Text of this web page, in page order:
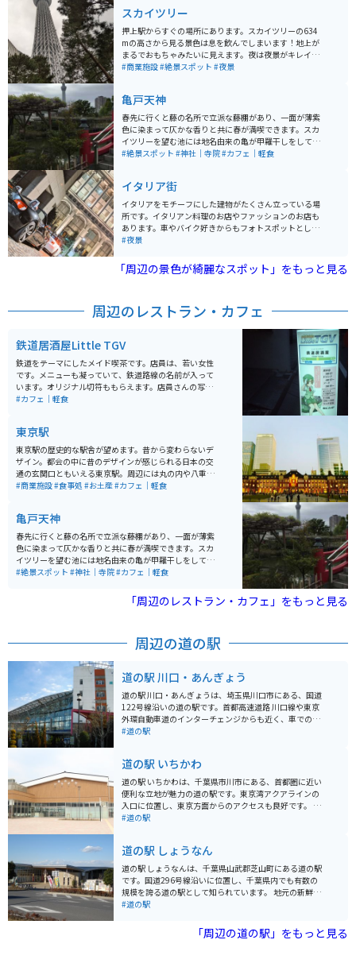
スカイツリー
押上駅からすぐの場所にあります。スカイツリーの634
mの高さから見る景色は息を飲んでしまいます！地上が
まるでおもちゃみたいに見えます。夜は夜景がキレイに
見えますよ。また、スカイツリーの近くにはソラマチが
あり、お子様は大はしゃぎまちがいなしです。ぜひ1度は
行ってみてほしい場所です
#商業施設#絶景スポット #夜景
亀戸天神
春先に行くと藤の名所で立派な藤棚があり、一面が薄紫
色に染まって仄かな香りと共に春が満喫できます。スカ
イツリーを望む池には地名由来の亀が甲羅干しをしてい
て可愛いです。 直ぐ側には老舗和菓子の船橋屋さんがあ
#絶景スポット #神社｜寺院#カフェ｜軽食
イタリア街
イタリアをモチーフにした建物がたくさん立っている場
所です。イタリアン料理のお店やファッションのお店も
あります。車やバイク好きからもフォトスポットとして
人気の場所となっています。オフィスやホテル、住宅も
しょう。
#夜景
「周辺の景色が綺麗なスポット」をもっと見る
周辺のレストラン・カフェ
鉄道居酒屋Little TGV
鉄道をテーマにしたメイド喫茶です。店員は、若い女性
です。メニューも凝っていて、鉄道路線の名前が入って
います。オリジナル切符ももらえます。店員さんの写真
撮影禁止でしたが、店内の風景は撮影可能です。店内に
#カフェ｜軽食
東京駅
東京駅の歴史的な駅舎が望めます。昔から変わらないデ
ザイン。都会の中に昔のデザインが感じられる日本の交
通の玄関口ともいえる東京駅。周辺には丸の内や八重洲
といったオフィス街が形成されている。近年ではKITTE
今回は100年以上東京の象徴として存在している。
#商業施設#食事処 #お土産#カフェ｜軽食
亀戸天神
春先に行くと藤の名所で立派な藤棚があり、一面が薄紫
色に染まって仄かな香りと共に春が満喫できます。スカ
イツリーを望む池には地名由来の亀が甲羅干しをしてい
て可愛いです。 直ぐ側には老舗和菓子の船橋屋さんがあ
#絶景スポット #神社｜寺院#カフェ｜軽食
「周辺のレストラン・カフェ」をもっと見る
周辺の道の駅
道の駅 川口・あんぎょう
道の駅 川口・あんぎょうは、埼玉県川口市にある、国道
122号線沿いの道の駅です。首都高速道路 川口線や東京
外環自動車道のインターチェンジからも近く、車でのア
クセスが良好です。 地元農産物の直売所では、新鮮な野
の調理器具も販売しており、お土産に最適です。 また、
食事処では、地元産の食材を使用した料理を楽しむこと
ができます。おすすめは、新鮮な野菜をたっぷり使った
「あんぎょううどん」です。 バイクで訪れる場合、道の
駅に隣接する荒川河川敷には、広々とした無料駐車場が
は、荒川の土手沿いを走るサイクリングロードもあり、
サイクリングを楽しむこともできます。
#道の駅
道の駅 いちかわ
道の駅 いちかわは、千葉県市川市にある、首都圏に近い
便利な立地が魅力の道の駅です。東京湾アクアラインの
入口に位置し、東京方面からのアクセスも良好です。 地
元の新鮮な農産物が購入できる直売所は、道の駅 いちか
最適な品々が並びます。 また、レストランでは、地元産
の食材をふんだんに使った料理を楽しむことができま
す。東京湾を一望できる展望デッキも併設されており、
ドライブの休憩に最適です。 バイクで訪れる場合、道の
駅 いちかわには、広々とした駐車場が完備されているの
戸川や国府台など、自然豊かな観光スポットも点在して
#道の駅
道の駅 しょうなん
道の駅 しょうなんは、千葉県山武郡芝山町にある道の駅
です。国道296号線沿いに位置し、千葉県内でも有数の
規模を誇る道の駅として知られています。 地元の新鮮な
農産物が購入できる農産物直売所や、地元食材を使った
たピーナッツソフトクリームは、道の駅 しょうなんを訪
れたらぜひ味わいたい一品です。 バイクで訪れる場合、
#道の駅
「周辺の道の駅」をもっと見る